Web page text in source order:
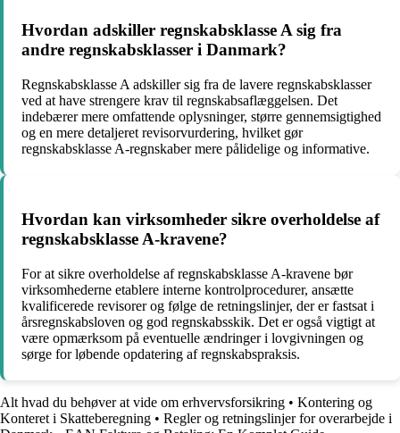
Hvordan adskiller regnskabsklasse A sig fra
andre regnskabsklasser i Danmark?
Regnskabsklasse A adskiller sig fra de lavere regnskabsklasser
ved at have strengere krav til regnskabsaflæggelsen. Det
indebærer mere omfattende oplysninger, større gennemsigtighed
og en mere detaljeret revisorvurdering, hvilket gør
regnskabsklasse A-regnskaber mere pålidelige og informative.
Hvordan kan virksomheder sikre overholdelse af
regnskabsklasse A-kravene?
For at sikre overholdelse af regnskabsklasse A-kravene bør
virksomhederne etablere interne kontrolprocedurer, ansætte
kvalificerede revisorer og følge de retningslinjer, der er fastsat i
årsregnskabsloven og god regnskabsskik. Det er også vigtigt at
være opmærksom på eventuelle ændringer i lovgivningen og
sørge for løbende opdatering af regnskabspraksis.
Alt hvad du behøver at vide om erhvervsforsikring • Kontering og
Konteret i Skatteberegning • Regler og retningslinjer for overarbejde i